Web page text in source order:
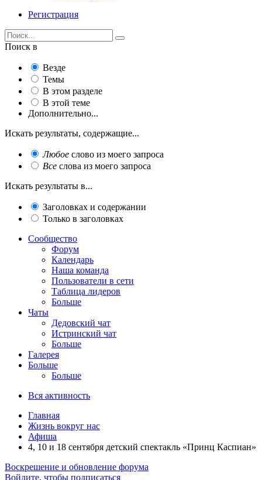
Регистрация
Поиск в
Везде
Темы
В этом разделе
В этой теме
Дополнительно...
Искать результаты, содержащие...
Любое слово из моего запроса
Все слова из моего запроса
Искать результаты в...
Заголовках и содержании
Только в заголовках
Сообщество
Форум
Календарь
Наша команда
Пользователи в сети
Таблица лидеров
Больше
Чаты
Дедовский чат
Истринский чат
Больше
Галерея
Больше
Больше
Вся активность
Главная
Жизнь вокруг нас
Афиша
4, 10 и 18 сентября детский спектакль «Принц Каспиан»
Воскрешение и обновление форума
Войдите, чтобы подписаться